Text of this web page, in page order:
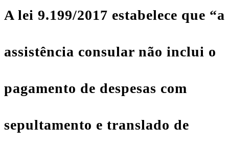
A lei 9.199/2017 estabelece que “a
assistência consular não inclui o
pagamento de despesas com
sepultamento e translado de